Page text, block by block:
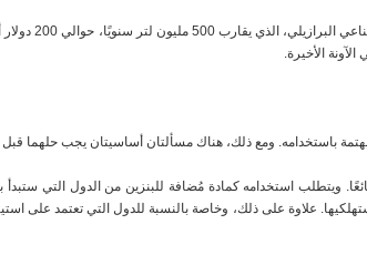
يُعدّ الإيثانول منتجًا
باستخدامه. ومع ذلك، هناك مسألتان أساسيتان يجب حلهما قبل
ويتطلب استخدامه كمادة مُضافة للبنزين من الدول التي ستبدأ
علاوة على ذلك، وخاصة بالنسبة للدول التي تعتمد على